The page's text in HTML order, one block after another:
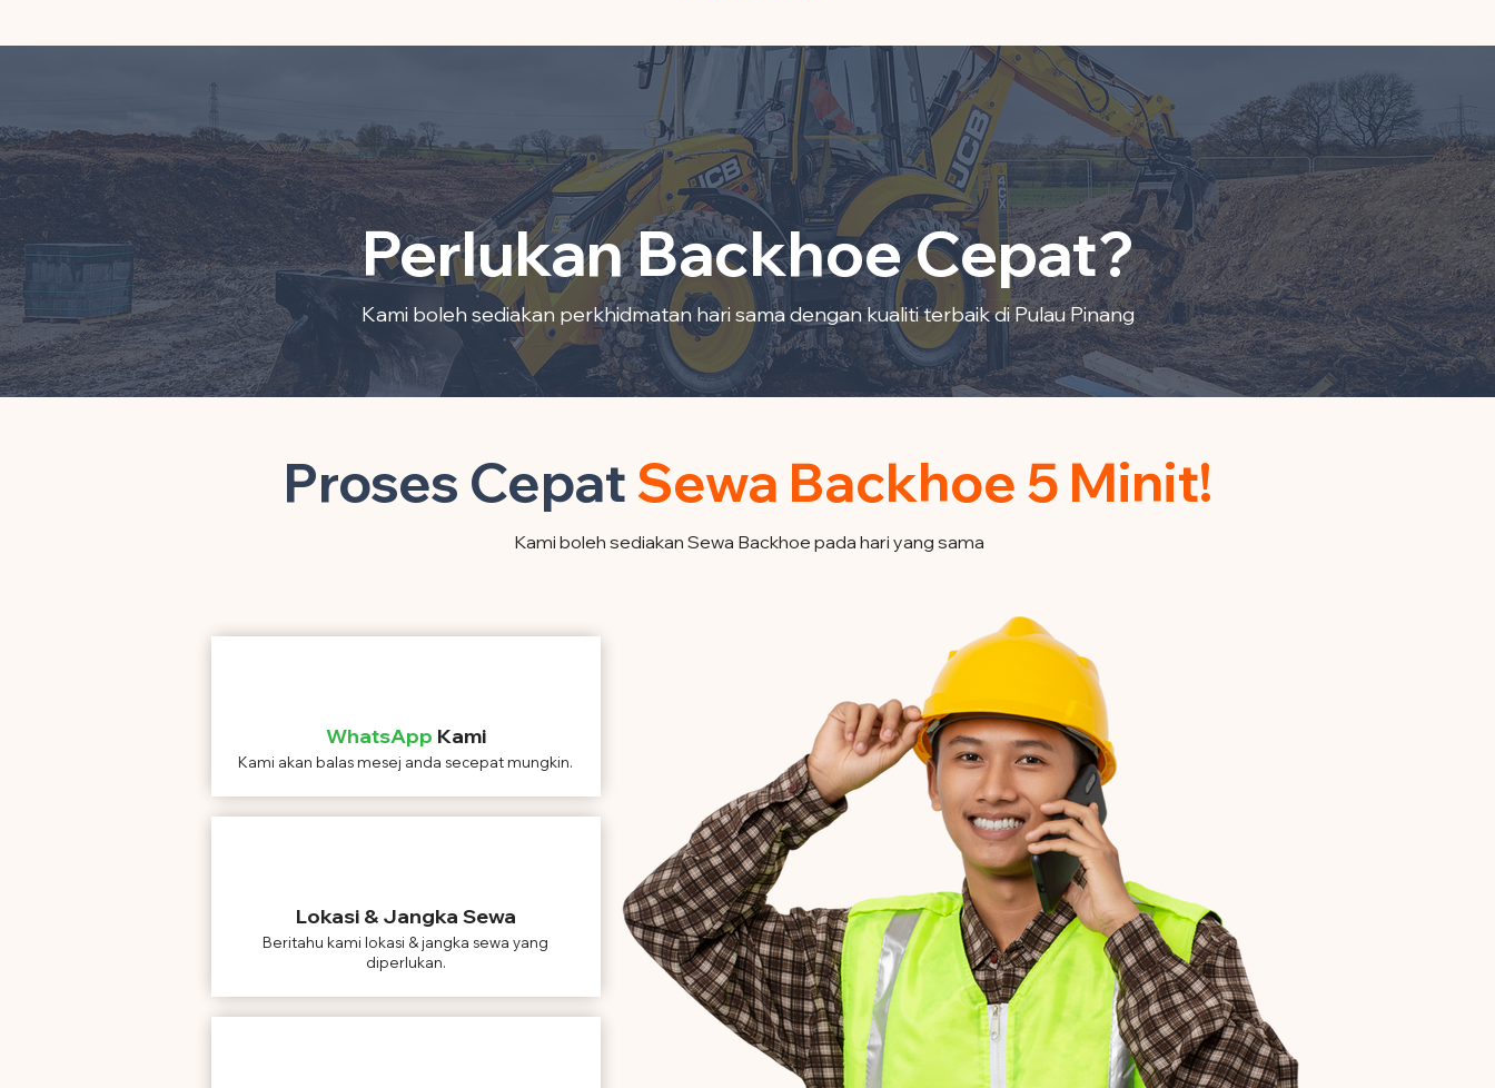
Perlukan Backhoe Cepat?
Kami boleh sediakan perkhidmatan hari sama dengan kualiti terbaik di Pulau Pinang
Proses CepatSewa Backhoe 5 Minit!
Kami boleh sediakan Sewa Backhoe pada hari yang sama
WhatsApp Kami
Kami akan balas mesej anda secepat mungkin.
Lokasi & Jangka Sewa
Beritahu kami lokasi & jangka sewa yang
diperlukan.